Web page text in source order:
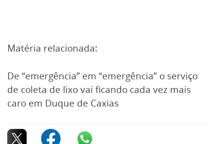
Matéria relacionada:
De “emergência” em “emergência” o serviço
de coleta de lixo vai ficando cada vez mais
caro em Duque de Caxias